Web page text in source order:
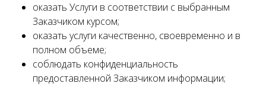
оказать Услуги в соответствии с выбранным
Заказчиком курсом;
оказать услуги качественно, своевременно и в
полном объеме;
соблюдать конфиденциальность
предоставленной Заказчиком информации;